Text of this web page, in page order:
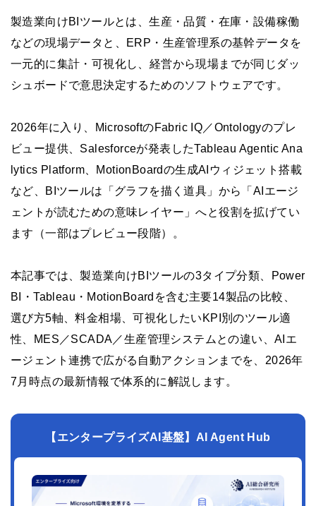
製造業向けBIツールとは、生産・品質・在庫・設備稼働
などの現場データと、ERP・生産管理系の基幹データを
一元的に集計・可視化し、経営から現場までが同じダッ
シュボードで意思決定するためのソフトウェアです。
2026年に入り、MicrosoftのFabric IQ／Ontologyのプレ
ビュー提供、Salesforceが発表したTableau Agentic Ana
lytics Platform、MotionBoardの生成AIウィジェット搭載
など、BIツールは「グラフを描く道具」から「AIエージ
ェントが読むための意味レイヤー」へと役割を拡げてい
ます（一部はプレビュー段階）。
本記事では、製造業向けBIツールの3タイプ分類、Power
BI・Tableau・MotionBoardを含む主要14製品の比較、
選び方5軸、料金相場、可視化したいKPI別のツール適
性、MES／SCADA／生産管理システムとの違い、AIエ
ージェント連携で広がる自動アクションまでを、2026年
7月時点の最新情報で体系的に解説します。
【エンタープライズAI基盤】AI Agent Hub